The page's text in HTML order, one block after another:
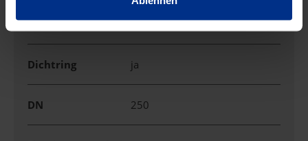
Baulänge 6 m
Dichtring ja
DN 250